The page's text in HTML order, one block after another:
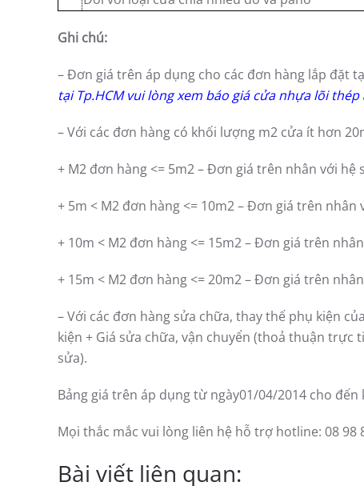
Ghi chú:
– Đơn giá trên áp dụng cho các đơn hàng lắp đặt
tại Tp.HCM vui lòng xem báo giá cửa nhựa lõi thép
– Với các đơn hàng có khối lượng m2 cửa ít hơn
+ M2 đơn hàng <= 5m2 – Đơn giá trên nhân với hệ
+ 5m < M2 đơn hàng <= 10m2 – Đơn giá trên nhân
+ 10m < M2 đơn hàng <= 15m2 – Đơn giá trên
+ 15m < M2 đơn hàng <= 20m2 – Đơn giá trên
– Với các đơn hàng sửa chữa, thay thế phụ kiện
kiện + Giá sửa chữa, vận chuyển (thoả thuận trực
sửa).
Bảng giá trên áp dụng từ ngày01/04/2014 cho
Mọi thắc mắc vui lòng liên hệ hỗ trợ hotline: 08 98
Bài viết liên quan: